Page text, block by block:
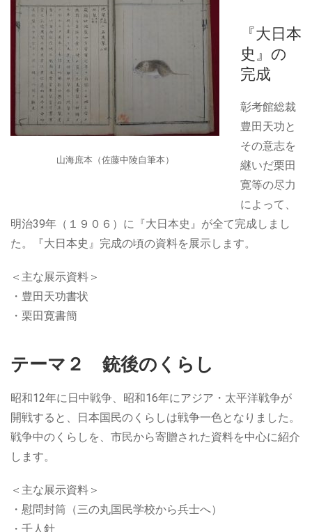
山海庶本（佐藤中陵自筆本）
『大日本
史』の
完成
彰考館総裁
豊田天功と
その意志を
継いだ栗田
寛等の尽力
によって、
明治39年（１９０６）に『大日本史』が全て完成しまし
た。『大日本史』完成の頃の資料を展示します。
＜主な展示資料＞
・豊田天功書状
・栗田寛書簡
テーマ２ 銃後のくらし
昭和12年に日中戦争、昭和16年にアジア・太平洋戦争が
開戦すると、日本国民のくらしは戦争一色となりました。
戦争中のくらしを、市民から寄贈された資料を中心に紹介
します。
＜主な展示資料＞
・慰問封筒（三の丸国民学校から兵士へ）
・千人針